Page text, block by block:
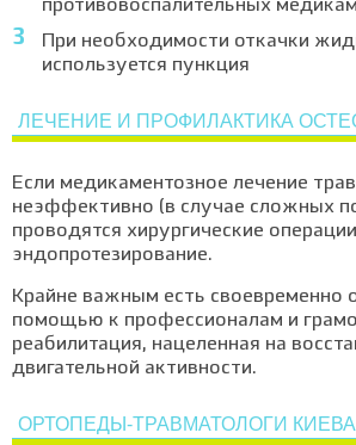
противовоспалительных
При необходимости откачки
используется пункция
ЛЕЧЕНИЕ И ПРОФИЛАКТИКА
Если медикаментозное лечение
неэффективно (в случае сложных
проводятся хирургические
эндопротезирование.
Крайне важным есть своевременно
помощью к профессионалам и
реабилитация, нацеленная на
двигательной активности.
ОРТОПЕДЫ-ТРАВМАТОЛОГИ КИЕВА